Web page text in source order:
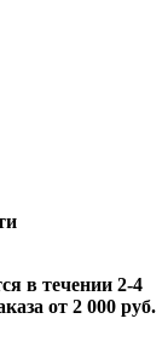
в течении 2-4
от 2 000 руб.